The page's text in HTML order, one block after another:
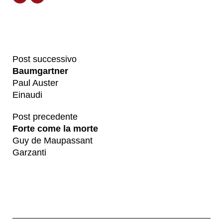
Post successivo
Baumgartner
Paul Auster
Einaudi
Post precedente
Forte come la morte
Guy de Maupassant
Garzanti